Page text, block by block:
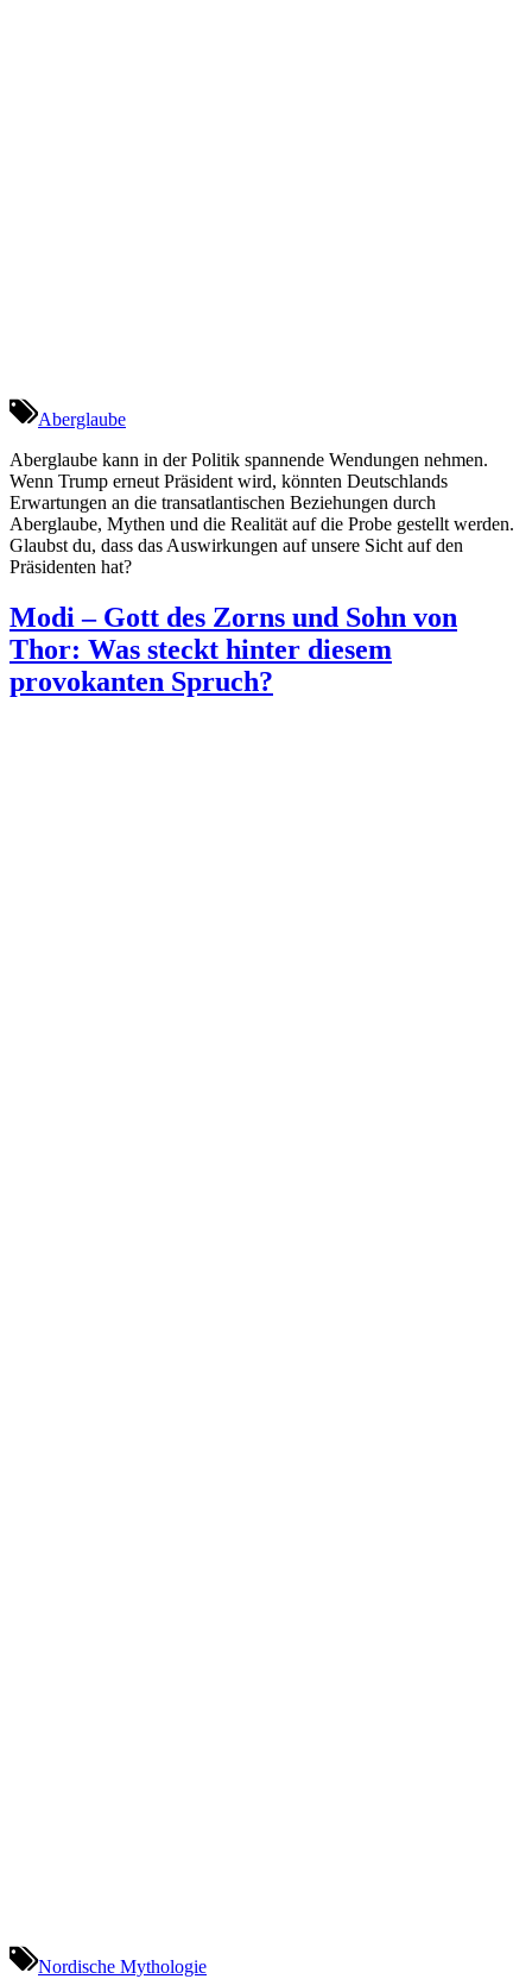
Aberglaube
Aberglaube kann in der Politik spannende Wendungen nehmen.
Wenn Trump erneut Präsident wird, könnten Deutschlands
Erwartungen an die transatlantischen Beziehungen durch
Aberglaube, Mythen und die Realität auf die Probe gestellt werden.
Glaubst du, dass das Auswirkungen auf unsere Sicht auf den
Präsidenten hat?
Modi – Gott des Zorns und Sohn von
Thor: Was steckt hinter diesem
provokanten Spruch?
Nordische Mythologie